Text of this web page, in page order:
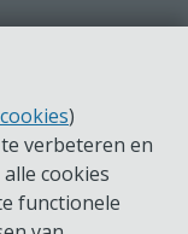
)
verbeteren en
cookies
functionele